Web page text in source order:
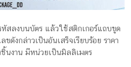
สลงบนบัตร แล้วใช้สติกเกอร์แถบขูด
ดังกล่าวเป็นอันเสร็จเรียบร้อย ราคา
นงาน มีหน่วยเป็นมิลลิเมตร